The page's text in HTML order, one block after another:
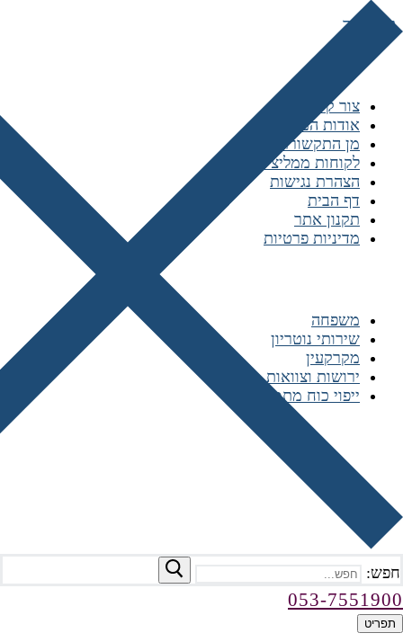
חפש:
053-7551900
תפריט
קרא עוד
ניווט מהיר
צור קשר
אודות המשרד
מן התקשורת
לקוחות ממליצים
הצהרת נגישות
דף הבית
תקנון אתר
מדיניות פרטיות
משפחה
שירותי נוטריון
מקרקעין
ירושות וצוואות
ייפוי כוח מתמשך
רשתות חברתיות